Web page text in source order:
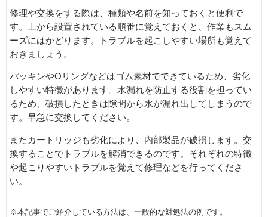
修理や交換をする際は、種類や名前を知っておくと便利で
す。上から設置されている順番に覚えておくと、作業もスム
ーズにはかどります。トラブルを起こしやすい場所も覚えて
おきましょう。
パッキンやOリングなどはゴム素材でできているため、劣化
しやすい特徴があります。水漏れを防止する役割を担ってい
るため、破損したときは隙間から水が漏れ出してしまうので
す。早急に交換してください。
またカートリッジも劣化により、内部製品が破損します。交
換することでトラブルを解消できるのです。それぞれの特徴
や起こりやすいトラブルを覚えて修理などを行ってくださ
い。
※本記事でご紹介している方法は、一般的な対処法の例です。